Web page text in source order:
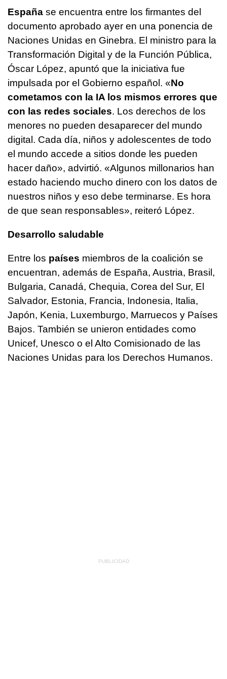
España se encuentra entre los firmantes del
documento aprobado ayer en una ponencia de
Naciones Unidas en Ginebra. El ministro para la
Transformación Digital y de la Función Pública,
Óscar López, apuntó que la iniciativa fue
impulsada por el Gobierno español. «No
cometamos con la IA los mismos errores que
con las redes sociales. Los derechos de los
menores no pueden desaparecer del mundo
digital. Cada día, niños y adolescentes de todo
el mundo accede a sitios donde les pueden
hacer daño», advirtió. «Algunos millonarios han
estado haciendo mucho dinero con los datos de
nuestros niños y eso debe terminarse. Es hora
de que sean responsables», reiteró López.
Desarrollo saludable
Entre los países miembros de la coalición se
encuentran, además de España, Austria, Brasil,
Bulgaria, Canadá, Chequia, Corea del Sur, El
Salvador, Estonia, Francia, Indonesia, Italia,
Japón, Kenia, Luxemburgo, Marruecos y Países
Bajos. También se unieron entidades como
Unicef, Unesco o el Alto Comisionado de las
Naciones Unidas para los Derechos Humanos.